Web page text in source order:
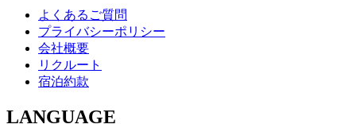
よくあるご質問
プライバシーポリシー
会社概要
リクルート
宿泊約款
LANGUAGE